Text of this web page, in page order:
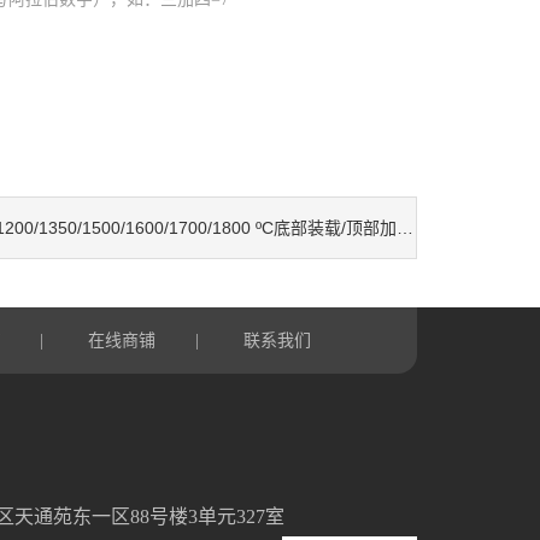
1350/1500/1600/1700/1800 ºC底部装载/顶部加盖马弗炉
在线商铺 联系我们
天通苑东一区88号楼3单元327室